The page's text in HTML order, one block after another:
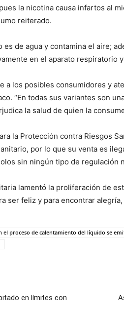
la nicotina causa infartos al
reiterado.
es de agua y contamina el aire;
en el aparato respiratorio
a los posibles consumidores y
“En todas sus variantes son
la salud de quien la
la Protección contra Riesgos
por lo que su venta es
sin ningún tipo de regulación
lamentó la proliferación de
ser feliz y para encontrar
el proceso de calentamiento del líquido se
en límites con